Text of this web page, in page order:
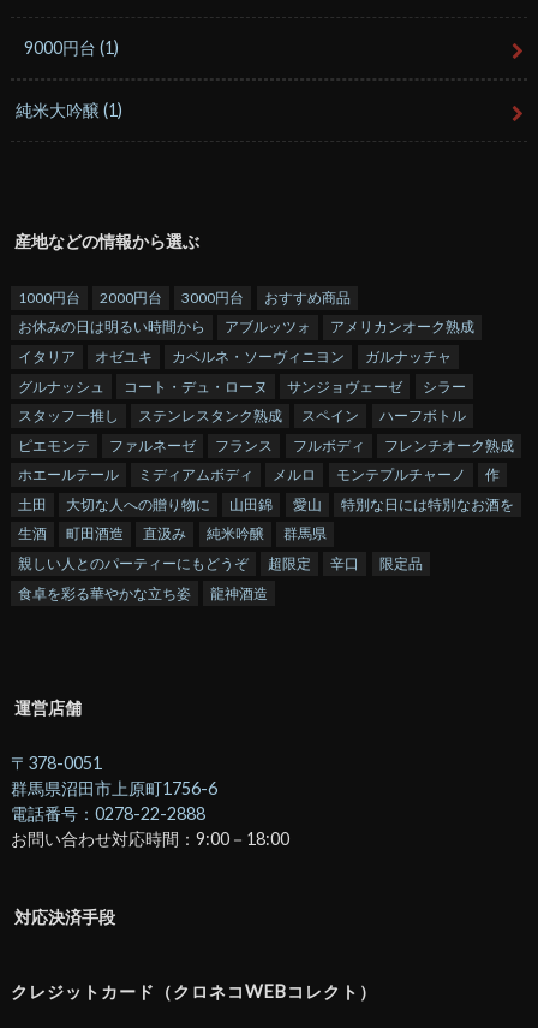
9000円台(1)
純米大吟醸(1)
産地などの情報から選ぶ
1000円台 2000円台 3000円台
おすすめ商品
お休みの日は明るい時間から
アブルッツォ
アメリカンオーク熟成
イタリア
オゼユキ カベルネ・ソーヴィニヨン
ガルナッチャ
グルナッシュ
コート・デュ・ローヌ サンジョヴェーゼ
シラー
スタッフ一推し
ステンレスタンク熟成 スペイン
ハーフボトル
ピエモンテ
ファルネーゼ フランス フルボディ
フレンチオーク熟成
ホエールテール
ミディアムボディ メルロ モンテプルチャーノ
作
土田
大切な人への贈り物に 山田錦 愛山
特別な日には特別なお酒を
生酒
町田酒造 直汲み 純米吟醸
群馬県
親しい人とのパーティーにもどうぞ
超限定 辛口
限定品
食卓を彩る華やかな立ち姿
龍神酒造
運営店舗
〒378-0051
群馬県沼田市上原町1756-6
電話番号：0278-22-2888
お問い合わせ対応時間：9:00－18:00
対応決済手段
クレジットカード（クロネコWEBコレクト）